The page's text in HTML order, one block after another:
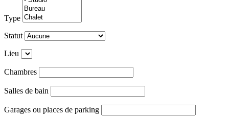
Type
Statut
Lieu
Chambres
Salles de bain
Garages ou places de parking